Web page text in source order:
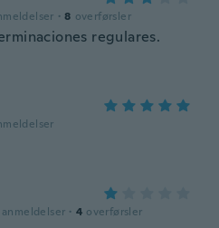
· 8 overførsler
regulares.
anmeldelser · 4 overførsler